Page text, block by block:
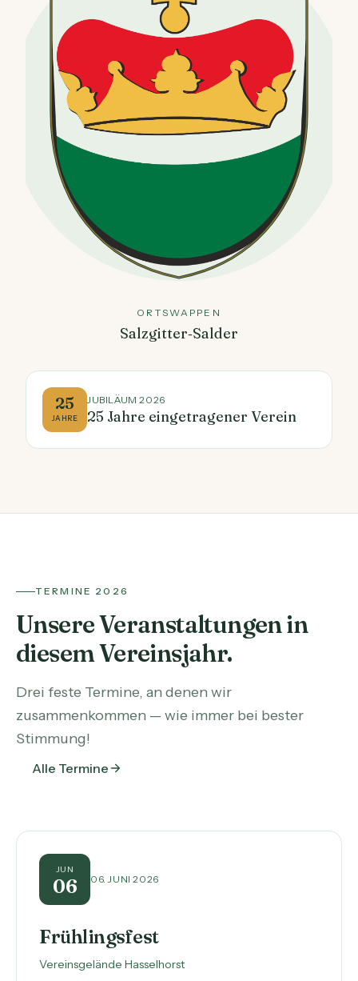
ORTSWAPPEN
Salzgitter‑Salder
25
JAHRE
JUBILÄUM 2026
25 Jahre eingetragener Verein
TERMINE 2026
Unsere Veranstaltungen in
diesem Vereinsjahr.
Drei feste Termine, an denen wir
zusammenkommen — wie immer bei bester
Stimmung!
Alle Termine
JUN
06 06. JUNI 2026
Frühlingsfest
Vereinsgelände Hasselhorst